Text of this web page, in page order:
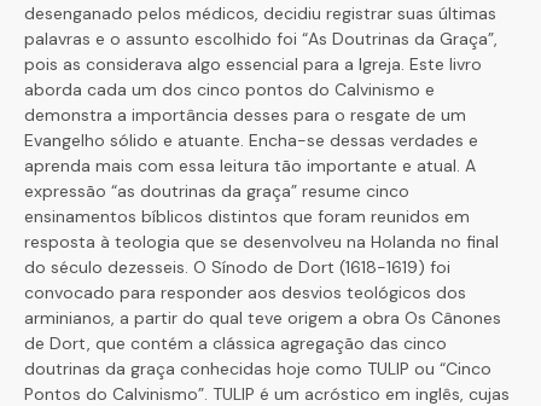
desenganado pelos médicos, decidiu registrar suas últimas
palavras e o assunto escolhido foi “As Doutrinas da Graça”,
pois as considerava algo essencial para a Igreja. Este livro
aborda cada um dos cinco pontos do Calvinismo e
demonstra a importância desses para o resgate de um
Evangelho sólido e atuante. Encha-se dessas verdades e
aprenda mais com essa leitura tão importante e atual. A
expressão “as doutrinas da graça” resume cinco
ensinamentos bíblicos distintos que foram reunidos em
resposta à teologia que se desenvolveu na Holanda no final
do século dezesseis. O Sínodo de Dort (1618-1619) foi
convocado para responder aos desvios teológicos dos
arminianos, a partir do qual teve origem a obra Os Cânones
de Dort, que contém a clássica agregação das cinco
doutrinas da graça conhecidas hoje como TULIP ou “Cinco
Pontos do Calvinismo”. TULIP é um acróstico em inglês, cujas